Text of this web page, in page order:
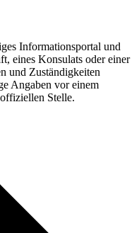
Informationsportal und
eines Konsulats oder einer
und Zuständigkeiten
Angaben vor einem
Stelle.